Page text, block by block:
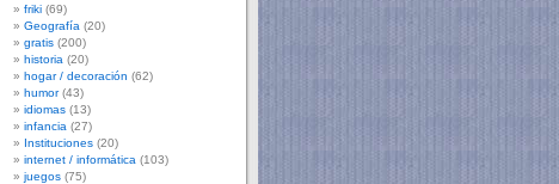
friki (69)
Geografía (20)
gratis (200)
historia (20)
hogar / decoración (62)
humor(43)
idiomas (13)
infancia (27)
Instituciones (20)
internet / informática (103)
juegos (75)